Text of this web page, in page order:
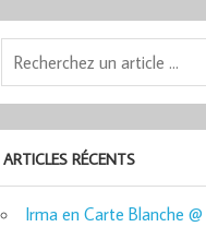
ARTICLES RÉCENTS
Irma en Carte Blanche